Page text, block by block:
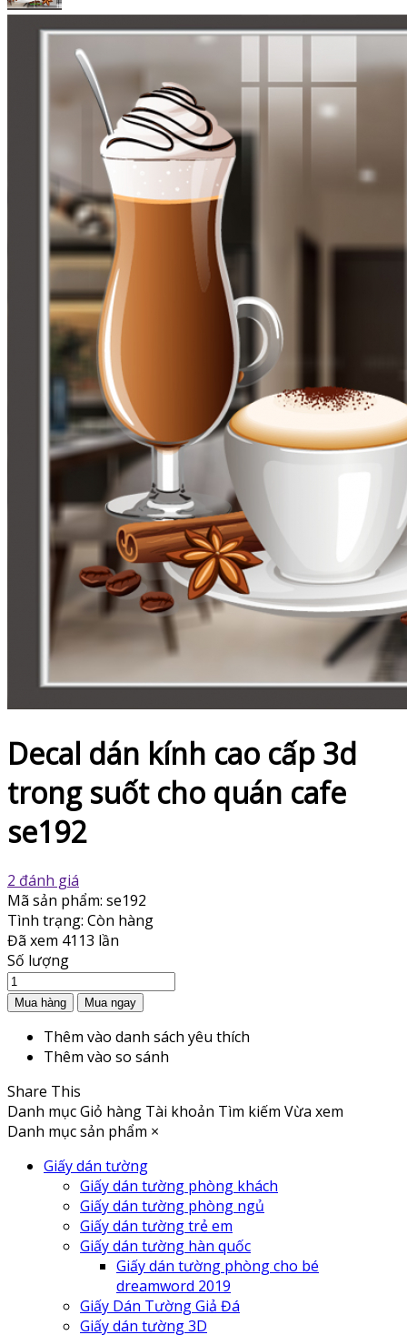
Decal dán kính cao cấp 3d
trong suốt cho quán cafe
se192
2 đánh giá
Mã sản phẩm: se192
Tình trạng: Còn hàng
Đã xem 4113 lần
Số lượng
Thêm vào danh sách yêu thích
Thêm vào so sánh
Share This
Danh mụcGiỏ hàng Tài khoản Tìm kiếm Vừa xem
Danh mục sản phẩm ×
Giấy dán tường
Giấy dán tường phòng khách
Giấy dán tường phòng ngủ
Giấy dán tường trẻ em
Giấy dán tường hàn quốc
Giấy dán tường phòng cho bé
dreamword 2019
Giấy Dán Tường Giả Đá
Giấy dán tường 3D